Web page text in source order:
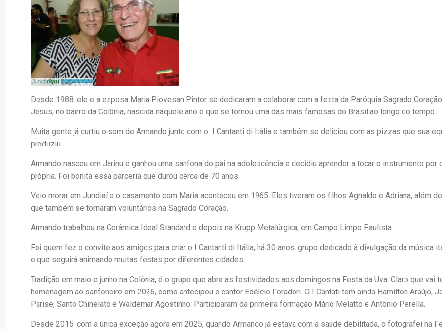
Desde 1988, ele e a esposa Maria Piovesan Pintor se dedicaram a colaborar com a festa da Paróquia Sagrado
Jesus, no bairro da Colônia, nascida naquele ano e que se tornou uma das mais famosas do Brasil ao longo do tempo.
Muita gente já curtiu o som de Armando junto com o I Cantanti di Itália e também se deliciou com as pizzas que sua
produziu.
Armando nasceu em Jarinu e ganhou uma sanfona do pai na adolescência e decidiu aprender a tocar o instrumento por
própria. Foi bonita essa parceria que durou cerca de 70 anos.
Veio morar em Jundiaí e o casamento com Maria aconteceu em 1965. Eles tiveram os filhos Agnaldo e Adriana, além
que também se tornaram voluntários na Sagrado Coração.
Armando trabalhou na Cerâmica Ideal Standard e depois na Krupp Metalúrgica, em Campo Limpo Paulista.
Foi quem fez o convite aos amigos para criar o I Cantanti di Itália, há 30 anos, grupo dedicado à divulgação da música
e que seguirá animando muitas festas por diferentes cidades.
Tradição em maio e junho na Colônia, é o grupo que abre as festividades aos domingos na Festa da Uva. Claro que vai
homenagem ao sanfoneiro em 2026, como antecipou o cantor Edélcio Foradori. O I Cantati tem ainda Hamilton Araújo,
Parise, Santo Chinelato e Waldemar Agostinho. Participaram da primeira formação Mário Melatto e Antônio Perella.
Desde 2015, com a única exceção agora em 2025, quando Armando já estava com a saúde debilitada, o fotografei na